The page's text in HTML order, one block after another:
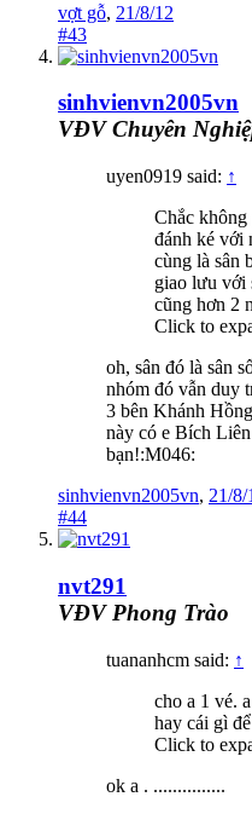
vợt gỗ, 21/8/12
#43
sinhvienvn2005vn
VĐV Chuyên
uyen0919 said: ↑
Chắc
đánh ké với
cùng là sân
giao lưu với
cũng hơn 2
Click to
oh, sân đó là sân
nhóm đó vẫn duy
3 bên Khánh
này có e Bích
bạn!:M046:
sinhvienvn2005vn, 21/8/
#44
nvt291
VĐV Phong Trào
tuananhcm said: ↑
cho a 1 vé.
hay cái gì
Click to
ok a . ...............